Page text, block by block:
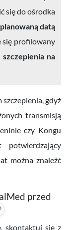
się do ośrodka
datą
się profilowany
szczepienia na
szczepienia, gdyż
transmisją
czy Kongu
można znaleźć
przed
skontaktuj się z